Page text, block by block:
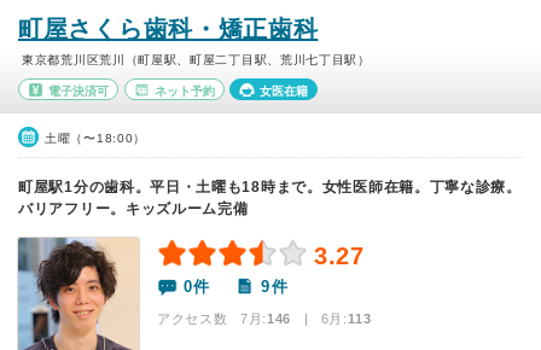
町屋さくら歯科・矯正歯科
東京都荒川区荒川（町屋駅、町屋二丁目駅、荒川七丁目駅）
電子決済可 ネット予約 女医在籍
土曜（〜18:00）
町屋駅1分の歯科。平日・土曜も18時まで。女性医師在籍。丁寧な診療。
バリアフリー。キッズルーム完備
3.27
0件 9件
アクセス数 7月:146 | 6月:113